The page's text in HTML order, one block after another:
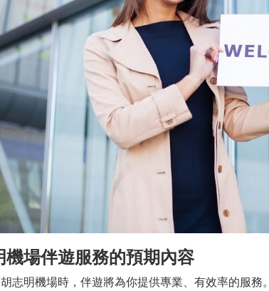
機場伴遊服務的預期內容
志明機場時，伴遊將為你提供專業、有效率的服